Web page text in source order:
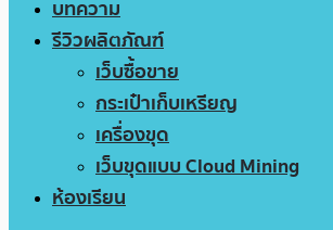
บทความ
รีวิวผลิตภัณฑ์
เว็บซื้อขาย
กระเป๋าเก็บเหรียญ
เครื่องขุด
เว็บขุดแบบ Cloud Mining
ห้องเรียน